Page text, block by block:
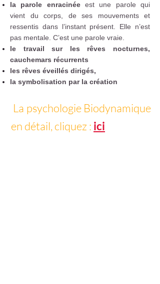
la parole enracinée est une parole qui
vient du corps, de ses mouvements et
ressentis dans l’instant présent. Elle n’est
pas mentale. C’est une parole vraie.
le travail sur les rêves nocturnes,
cauchemars récurrents
les rêves éveillés dirigés, ​
la symbolisation par la création
La psychologie Biodynamique
en détail, cliquez : ici